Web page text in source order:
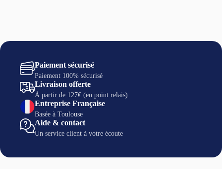
Paiement sécurisé
Paiement 100% sécurisé
Livraison offerte
À partir de 127€ (en point relais)
Entreprise Française
Basée à Toulouse
Aide & contact
Un service client à votre écoute